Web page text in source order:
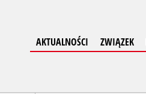
AKTUALNOŚCI ZWIĄZEK